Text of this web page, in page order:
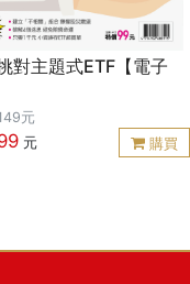
。 本書深度拆解馬斯克
凡成就的思考模式與行
， 將帶你掙脫高壓焦
會如何在逆境之下做出
策。 【國內外重磅推
菱娟｜影響力品牌學院
瓦基｜「閱讀前哨站」
對主題式ETF【電子
元
元 購買